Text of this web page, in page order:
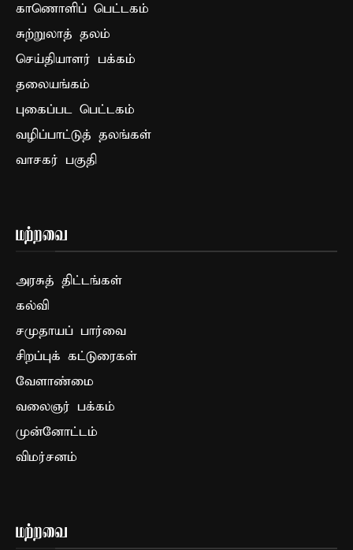
காணொளிப் பெட்டகம்
சுற்றுலாத் தலம்
செய்தியாளர் பக்கம்
தலையங்கம்
புகைப்பட பெட்டகம்
வழிப்பாட்டுத் தலங்கள்
வாசகர் பகுதி
மற்றவை
அரசுத் திட்டங்கள்
கல்வி
சமுதாயப் பார்வை
சிறப்புக் கட்டுரைகள்
வேளாண்மை
வலைஞர் பக்கம்
முன்னோட்டம்
விமர்சனம்
மற்றவை